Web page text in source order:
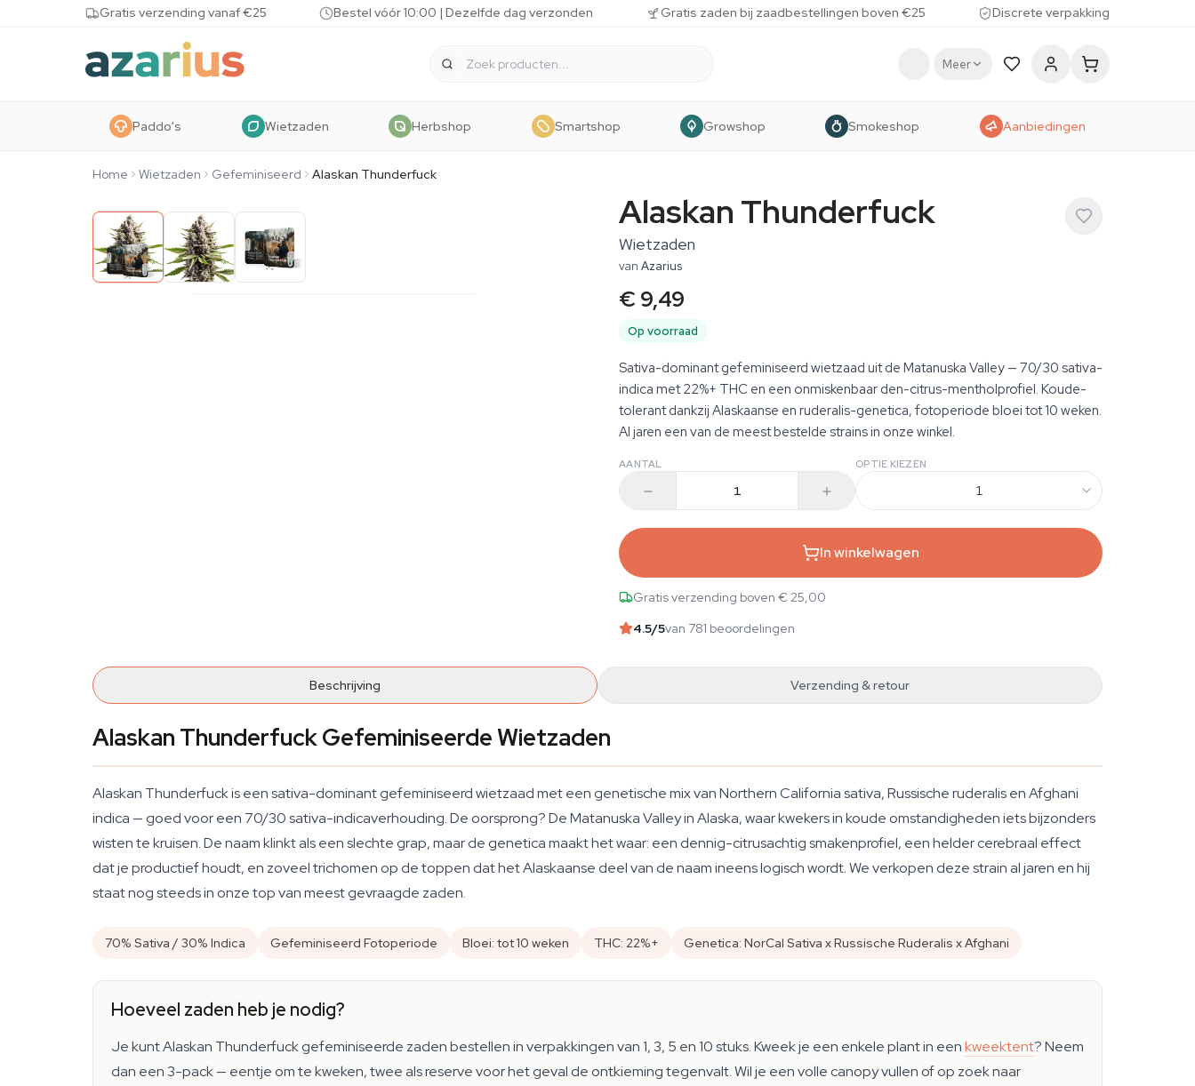
Skip to content Gratis verzending vanaf €25 Bestel vóór 10:00 | Dezelfde dag verzonden Gratis zaden bij zaadbestellingen boven €25 Discrete verpakking
Meer
Paddo's Wietzaden Herbshop Smartshop Growshop Smokeshop Aanbiedingen
Home Wietzaden Gefeminiseerd Alaskan Thunderfuck
Alaskan Thunderfuck
Wietzaden
van Azarius
€ 9,49
Op voorraad
Sativa-dominant gefeminiseerd wietzaad uit de Matanuska Valley — 70/30 sativa-
indica met 22%+ THC en een onmiskenbaar den-citrus-mentholprofiel. Koude-
tolerant dankzij Alaskaanse en ruderalis-genetica, fotoperiode bloei tot 10 weken.
Al jaren een van de meest bestelde strains in onze winkel.
AANTAL OPTIE KIEZEN
1
In winkelwagen
Gratis verzending boven € 25,00
4.5/5van 781 beoordelingen
Beschrijving Verzending & retour
Alaskan Thunderfuck Gefeminiseerde Wietzaden
Alaskan Thunderfuck is een sativa-dominant gefeminiseerd wietzaad met een genetische mix van Northern California sativa, Russische ruderalis en Afghani
indica — goed voor een 70/30 sativa-indicaverhouding. De oorsprong? De Matanuska Valley in Alaska, waar kwekers in koude omstandigheden iets bijzonders
wisten te kruisen. De naam klinkt als een slechte grap, maar de genetica maakt het waar: een dennig-citrusachtig smakenprofiel, een helder cerebraal effect
dat je productief houdt, en zoveel trichomen op de toppen dat het Alaskaanse deel van de naam ineens logisch wordt. We verkopen deze strain al jaren en hij
staat nog steeds in onze top van meest gevraagde zaden.
70% Sativa / 30% Indica Gefeminiseerd Fotoperiode Bloei: tot 10 weken THC: 22%+ Genetica: NorCal Sativa x Russische Ruderalis x Afghani
Hoeveel zaden heb je nodig?
Je kunt Alaskan Thunderfuck gefeminiseerde zaden bestellen in verpakkingen van 1, 3, 5 en 10 stuks. Kweek je een enkele plant in eenkweektent? Neem
dan een 3-pack — eentje om te kweken, twee als reserve voor het geval de ontkieming tegenvalt. Wil je een volle canopy vullen of op zoek naar